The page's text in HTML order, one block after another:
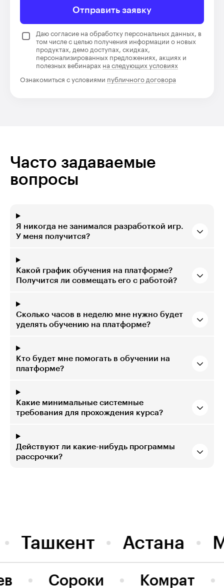
Отправить заявку
Даю согласие на обработку персональных данных, в
том числе с целью получения информации о новых
продуктах, демо доступах, скидках,
персонализированных предложениях, акциях и
полезных вебинарах на следующих условиях
Ознакомиться с условиями публичного договора
Часто задаваемые
вопросы
Я никогда не занимался разработкой игр.
У меня получится?
Какой график обучения на платформе?
Получится ли совмещать его с работой?
Сколько часов в неделю мне нужно будет
уделять обучению на платформе?
Кто будет мне помогать в обучении на
платформе?
Какие минимальные системные
требования для прохождения курса?
Действуют ли какие-нибудь программы
рассрочки?
Ташкент Астана
Комрат
Сороки